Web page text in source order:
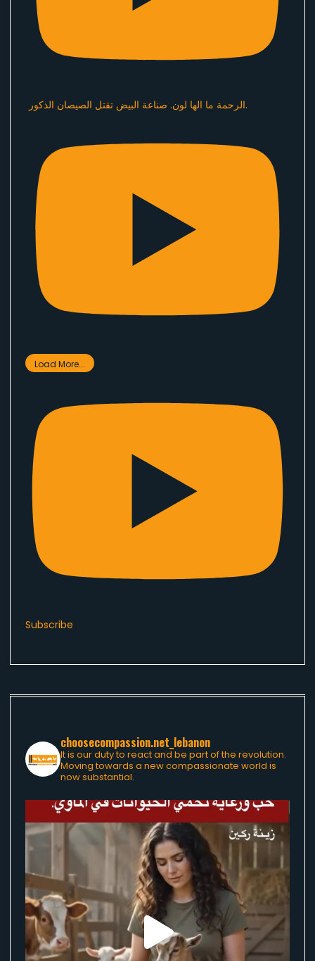
الرحمة ما الها لون. صناعة البيض تقتل الصيصان الذكور.
Load More...
Subscribe
choosecompassion.net_lebanon
It is our duty to react and be part of the revolution.
Moving towards a new compassionate world is
now substantial.